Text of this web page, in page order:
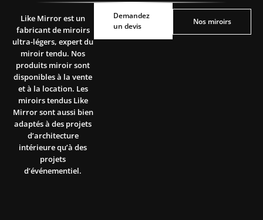
Like Mirror est un
fabricant de miroirs
ultra-légers, expert du
miroir tendu. Nos
produits miroir sont
disponibles à la vente
et à la location. Les
miroirs tendus Like
Mirror sont aussi bien
adaptés à des projets
d’architecture
intérieure qu’à des
projets
d’événementiel.
Demandez
un devis
Demandez
un devis
Nos miroirs
Nos miroirs